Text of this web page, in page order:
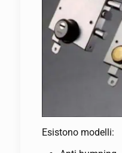
Esistono modelli: